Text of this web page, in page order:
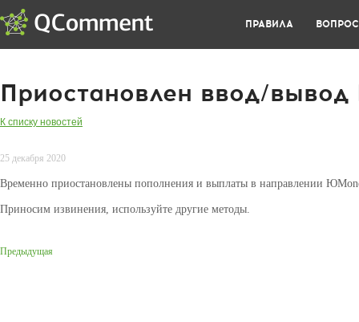
ПРАВИЛА
Приостановлен ввод/
К списку новостей
25 декабря 2020
Временно приостановлены пополнения и выплаты в направлении
Приносим извинения, используйте другие методы.
Предыдущая